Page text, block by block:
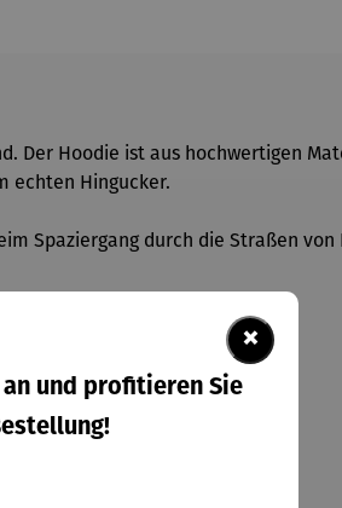
Der Hoodie ist aus hochwertigen
echten Hingucker.
Spaziergang durch die Straßen
×
und profitieren Sie